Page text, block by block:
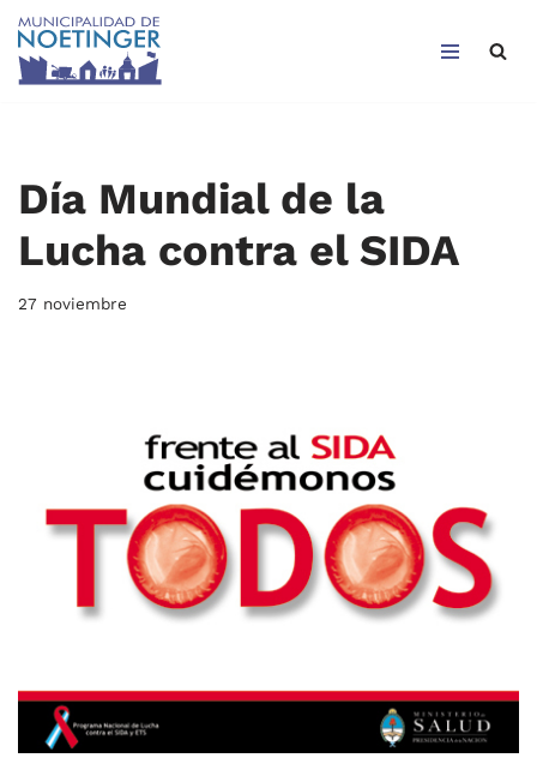
Saltar
Día Mundial de la
Lucha contra el SIDA
27 noviembre